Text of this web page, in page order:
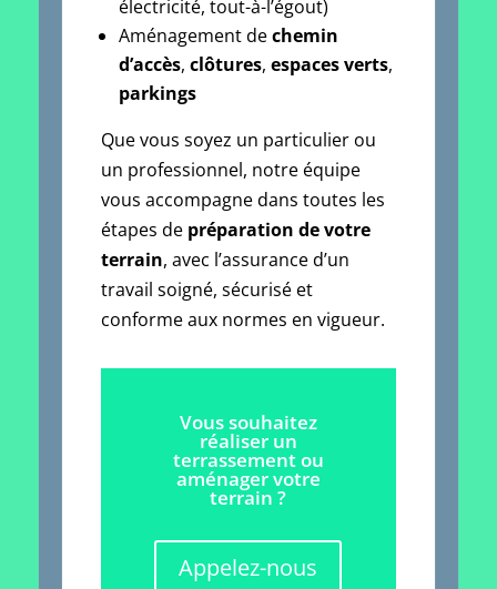
électricité, tout-à-l’égout)
Aménagement dechemin
d’accès,clôtures,espaces verts,
parkings
Que vous soyez un particulier ou
un professionnel, notre équipe
vous accompagne dans toutes les
étapes de préparation de votre
terrain, avec l’assurance d’un
travail soigné, sécurisé et
conforme aux normes en vigueur.
Vous souhaitez
réaliser un
terrassement ou
aménager votre
terrain ?
Appelez-nous